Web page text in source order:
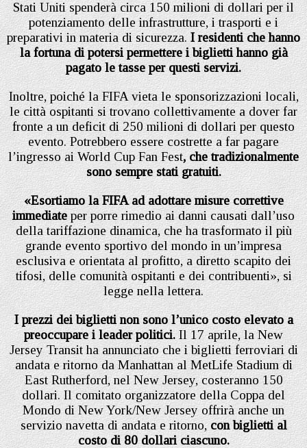
Stati Uniti spenderà circa 150 milioni di dollari per il
potenziamento delle infrastrutture, i trasporti e i
preparativi in materia di sicurezza.I residenti che hanno
la fortuna di potersi permettere i biglietti hanno già
pagato le tasse per questi servizi.
Inoltre, poiché la FIFA vieta le sponsorizzazioni locali,
le città ospitanti si trovano collettivamente a dover far
fronte a un deficit di 250 milioni di dollari per questo
evento. Potrebbero essere costrette a far pagare
l’ingresso ai World Cup Fan Fest, che tradizionalmente
sono sempre stati gratuiti.
«Esortiamo la FIFA ad adottare misure correttive
immediate per porre rimedio ai danni causati dall’uso
della tariffazione dinamica, che ha trasformato il più
grande evento sportivo del mondo in un’impresa
esclusiva e orientata al profitto, a diretto scapito dei
tifosi, delle comunità ospitanti e dei contribuenti», si
legge nella lettera.
I prezzi dei biglietti non sono l’unico costo elevato a
preoccupare i leader politici.Il 17 aprile, la New
Jersey Transit ha annunciato che i biglietti ferroviari di
andata e ritorno da Manhattan al MetLife Stadium di
East Rutherford, nel New Jersey, costeranno 150
dollari. Il comitato organizzatore della Coppa del
Mondo di New York/New Jersey offrirà anche un
servizio navetta di andata e ritorno,con biglietti al
costo di 80 dollari ciascuno.